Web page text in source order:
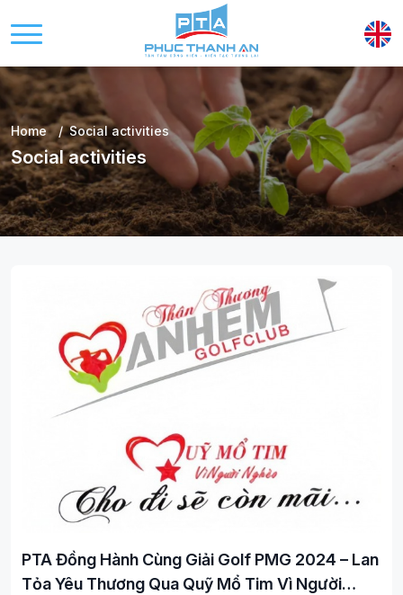
Home Social activities
Social activities
PTA Đồng Hành Cùng Giải Golf PMG 2024 – Lan
Tỏa Yêu Thương Qua Quỹ Mổ Tim Vì Người